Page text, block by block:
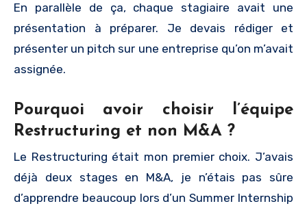
En parallèle de ça, chaque stagiaire avait une
présentation à préparer. Je devais rédiger et
présenter un pitch sur une entreprise qu’on m’avait
assignée.
Pourquoi avoir choisir l’équipe
Restructuring et non M&A ?
Le Restructuring était mon premier choix. J’avais
déjà deux stages en M&A, je n’étais pas sûre
d’apprendre beaucoup lors d’un Summer Internship